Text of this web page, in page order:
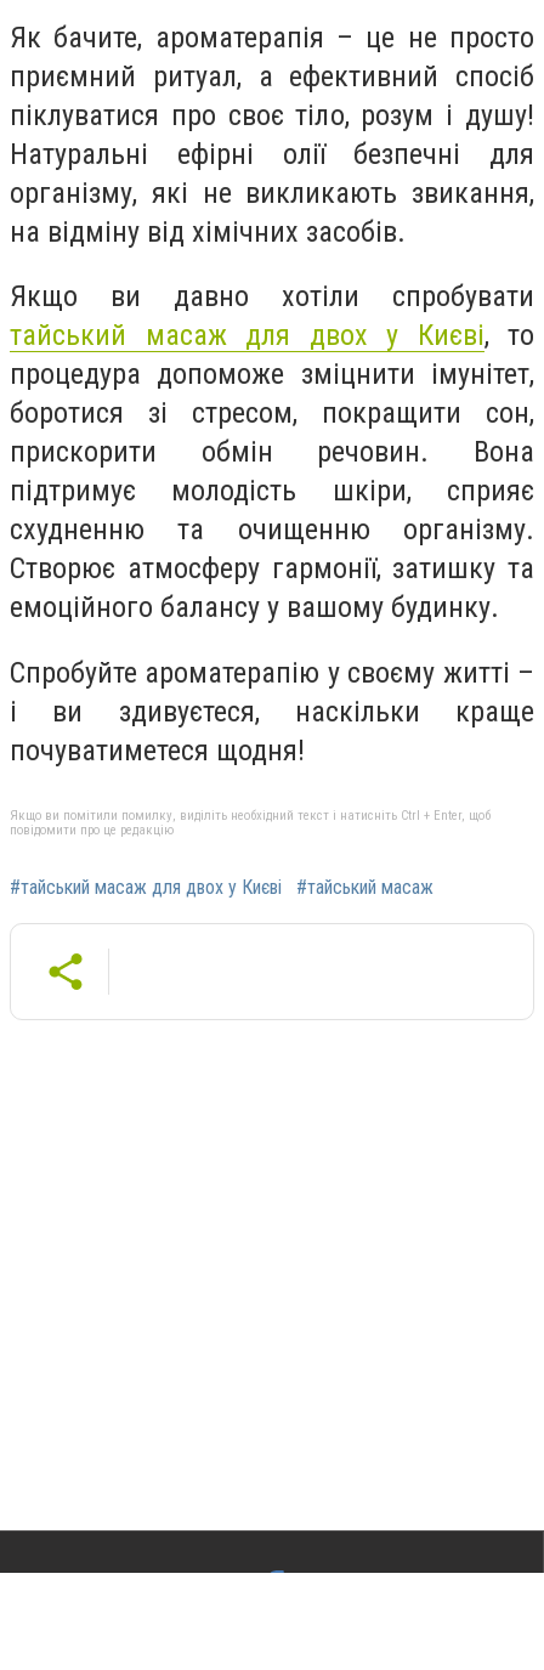
Як бачите, ароматерапія – це не просто
приємний ритуал, а ефективний спосіб
піклуватися про своє тіло, розум і душу!
Натуральні ефірні олії безпечні для
організму, які не викликають звикання,
на відміну від хімічних засобів.
Якщо ви давно хотіли спробувати
тайський масаж для двох у Києві, то
процедура допоможе зміцнити імунітет,
боротися зі стресом, покращити сон,
прискорити обмін речовин. Вона
підтримує молодість шкіри, сприяє
схудненню та очищенню організму.
Створює атмосферу гармонії, затишку та
емоційного балансу у вашому будинку.
Спробуйте ароматерапію у своєму житті –
і ви здивуєтеся, наскільки краще
почуватиметеся щодня!
Якщо ви помітили помилку, виділіть необхідний текст і натисніть Ctrl + Enter, щоб
повідомити про це редакцію
#тайський масаж для двох у Києві #тайський масаж